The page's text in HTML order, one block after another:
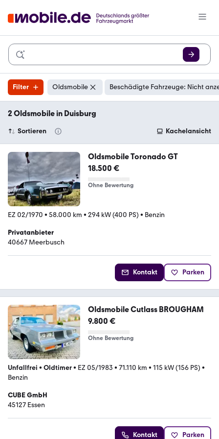
Filter Oldsmobile Beschädigte Fahrzeuge: Nicht
2 Oldsmobile in Duisburg
Sortieren Kachelansicht
Oldsmobile Toronado GT
18.500 €
Ohne Bewertung
EZ 02/1970 • 58.000 km • 294 kW (400 PS) • Benzin
Privatanbieter
40667 Meerbusch
Kontakt Parken
Oldsmobile Cutlass BROUGHAM
9.800 €
Ohne Bewertung
Unfallfrei • Oldtimer• EZ 05/1983 • 71.110 km • 115 kW (156 PS) •
Benzin
CUBE GmbH
45127 Essen
Kontakt Parken